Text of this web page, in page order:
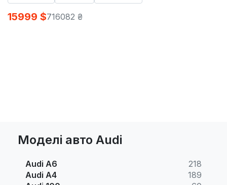
15999 $716082 ₴
Моделі авто Audi
Audi A6
218
Audi A4
189